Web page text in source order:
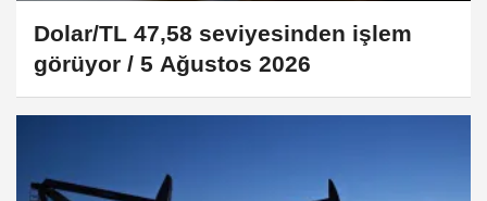
Dolar/TL 47,58 seviyesinden işlem
görüyor / 5 Ağustos 2026